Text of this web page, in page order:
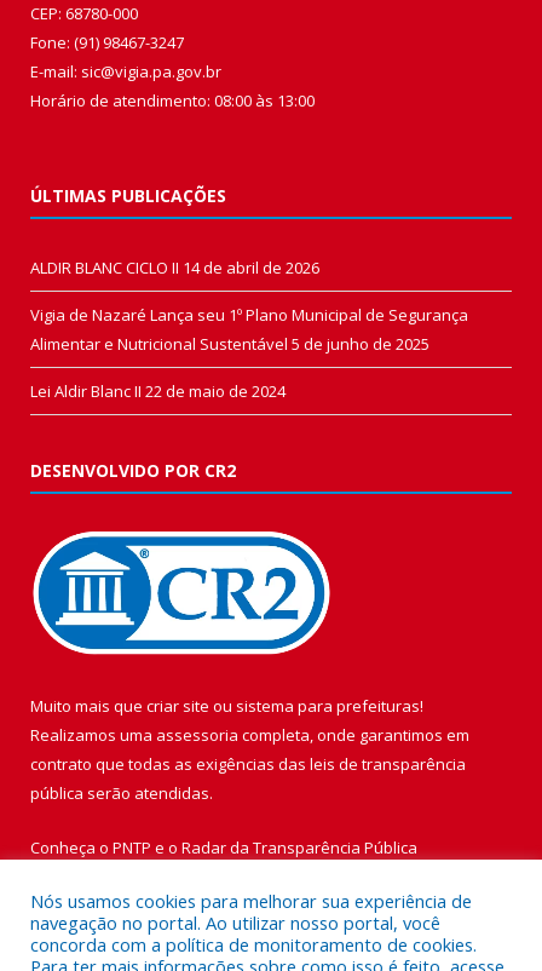
CEP: 68780-000
Fone: (91) 98467-3247
E-mail: sic@vigia.pa.gov.br
Horário de atendimento: 08:00 às 13:00
ÚLTIMAS PUBLICAÇÕES
ALDIR BLANC CICLO II 14 de abril de 2026
Vigia de Nazaré Lança seu 1º Plano Municipal de Segurança
Alimentar e Nutricional Sustentável 5 de junho de 2025
Lei Aldir Blanc II 22 de maio de 2024
DESENVOLVIDO POR CR2
Muito mais que criar site ou sistema para prefeituras!
Realizamos uma assessoria completa, onde garantimos em
contrato que todas as exigências das leis de transparência
pública serão atendidas.
Conheça o PNTP e o Radar da Transparência Pública
Nós usamos cookies para melhorar sua experiência de
navegação no portal. Ao utilizar nosso portal, você
concorda com a política de monitoramento de cookies.
Para ter mais informações sobre como isso é feito, acesse